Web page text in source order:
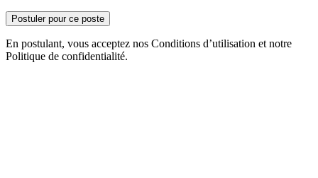
Postuler pour ce poste
En postulant, vous acceptez nos Conditions d’utilisation et notre
Politique de confidentialité.